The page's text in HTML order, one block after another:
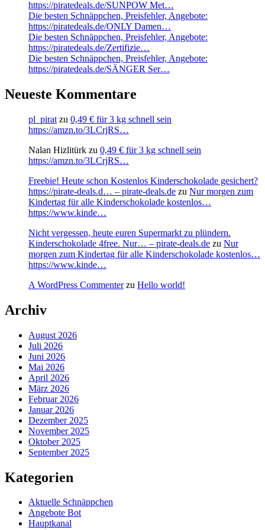
https://piratedeals.de/SUNPOW Met…
Die besten Schnäppchen, Preisfehler, Angebote:
https://piratedeals.de/ONLY Damen…
Die besten Schnäppchen, Preisfehler, Angebote:
https://piratedeals.de/Zertifizie…
Die besten Schnäppchen, Preisfehler, Angebote:
https://piratedeals.de/SÄNGER Ser…
Neueste Kommentare
pl_pirat zu 0,49 € für 3 kg schnell sein
https://amzn.to/3LCrjRS…
Nalan Hizlitürk zu 0,49 € für 3 kg schnell sein
https://amzn.to/3LCrjRS…
Freebie! Heute schon Kostenlos Kinderschokolade gesichert?
https://pirate-deals.d… – pirate-deals.de zu Nur morgen zum
Kindertag für alle Kinderschokolade kostenlos…
https://www.kinde…
Nicht vergessen, heute euren Supermarkt zu plündern.
Kinderschokolade 4free. Nur… – pirate-deals.de zu Nur
morgen zum Kindertag für alle Kinderschokolade kostenlos…
https://www.kinde…
A WordPress Commenterzu Hello world!
Archiv
August 2026
Juli 2026
Juni 2026
Mai 2026
April 2026
März 2026
Februar 2026
Januar 2026
Dezember 2025
November 2025
Oktober 2025
September 2025
Kategorien
Aktuelle Schnäppchen
Angebote Bot
Hauptkanal